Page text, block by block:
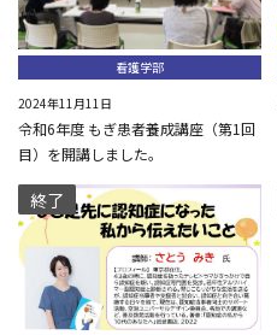
看護学部
2024年11月11日
令和6年度 もぎ患者養成講座（第1回
目）を開講しました。
終了